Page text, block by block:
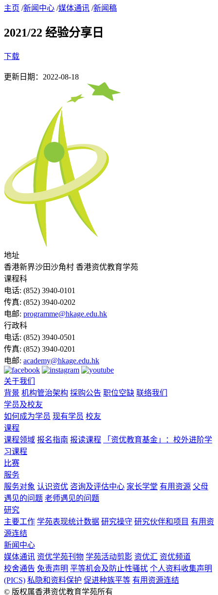
主页 /新闻中心 /媒体通讯 /新闻稿
2021/22 经验分享日
下载
更新日期：2022-08-18
地址
香港新界沙田沙角村 香港资优教育学苑
课程科
电话: (852) 3940-0101
传真: (852) 3940-0202
电邮: programme@hkage.edu.hk
行政科
电话: (852) 3940-0501
传真: (852) 3940-0201
电邮: academy@hkage.edu.hk
关于我们
背景 机构管治架构 採购公告 职位空缺 联络我们
学员及校友
如何成为学员 现有学员 校友
课程
课程领域 报名指南 报读课程
「资优教育基金」：校外进阶学
习课程
比赛
服务
服务对象 认识资优 咨询及评估中心 家长学堂 有用资源 父母
遇见的问题 老师遇见的问题
研究
主要工作 学苑表现统计数据 研究操守 研究伙伴和项目 有用资
源连结
新闻中心
媒体通讯 资优学苑刊物 学苑活动剪影 资优汇 资优频道
校舍通告 免责声明 平等机会及防止性骚扰 个人资料收集声明
(PICS) 私隐和资料保护 促进种族平等 有用资源连结
© 版权属香港资优教育学苑所有